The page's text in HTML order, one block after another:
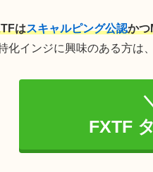
はスキャルピング公認かつ
化インジに興味のある方は
FXTF